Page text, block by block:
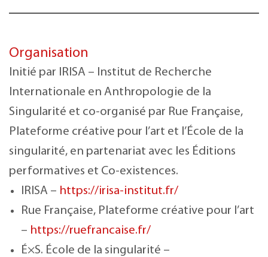
Organisation
Initié par IRISA – Institut de Recherche
Internationale en Anthropologie de la
Singularité et co-organisé par Rue Française,
Plateforme créative pour l’art et l’École de la
singularité, en partenariat avec les Éditions
performatives et Co-existences.
IRISA – https://irisa-institut.fr/
Rue Française, Plateforme créative pour l’art
– https://ruefrancaise.fr/
É×S. École de la singularité –